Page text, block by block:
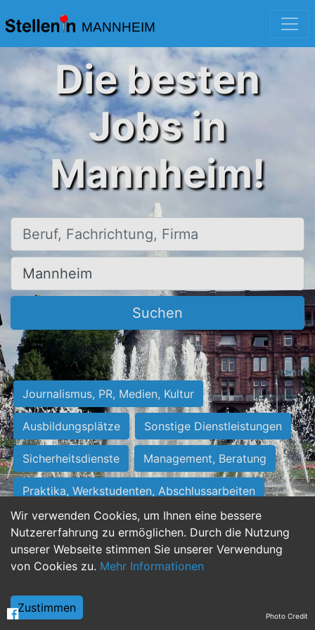
MANNHEIM
Wir verwenden Cookies, um Ihnen eine bessere
Nutzererfahrung zu ermöglichen. Durch die Nutzung
unserer Webseite stimmen Sie unserer Verwendung
von Cookies zu. Mehr Informationen
Zustimmen
Die besten
Jobs in
Mannheim!
Beruf, Fachrichtung, Firma
Ort, Stadt
Suchen
Journalismus, PR, Medien, Kultur
Ausbildungsplätze Sonstige Dienstleistungen
Sicherheitsdienste Management, Beratung
Praktika, Werkstudenten, Abschlussarbeiten
Personalwesen Assistenz, Sekretariat
Hilfskräfte, Aushilfs- und Nebenjobs
Weiterbildung, Studium, duale Ausbildung Photo Credit